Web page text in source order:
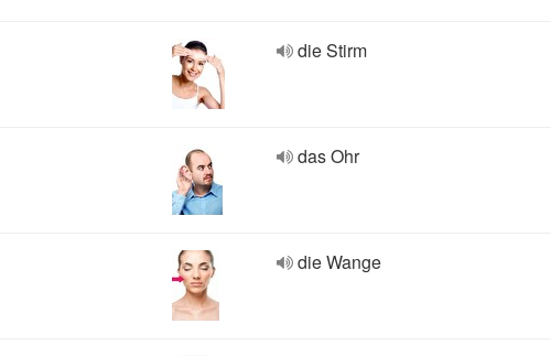
die Stirm
das Ohr
die Wange